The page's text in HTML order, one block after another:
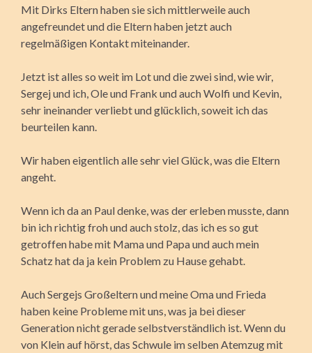
Mit Dirks Eltern haben sie sich mittlerweile auch
angefreundet und die Eltern haben jetzt auch
regelmäßigen Kontakt miteinander.
Jetzt ist alles so weit im Lot und die zwei sind, wie wir,
Sergej und ich, Ole und Frank und auch Wolfi und Kevin,
sehr ineinander verliebt und glücklich, soweit ich das
beurteilen kann.
Wir haben eigentlich alle sehr viel Glück, was die Eltern
angeht.
Wenn ich da an Paul denke, was der erleben musste, dann
bin ich richtig froh und auch stolz, das ich es so gut
getroffen habe mit Mama und Papa und auch mein
Schatz hat da ja kein Problem zu Hause gehabt.
Auch Sergejs Großeltern und meine Oma und Frieda
haben keine Probleme mit uns, was ja bei dieser
Generation nicht gerade selbstverständlich ist. Wenn du
von Klein auf hörst, das Schwule im selben Atemzug mit